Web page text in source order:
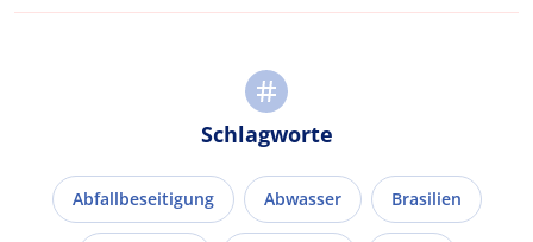
Schlagworte
Abfallbeseitigung Abwasser Brasilien